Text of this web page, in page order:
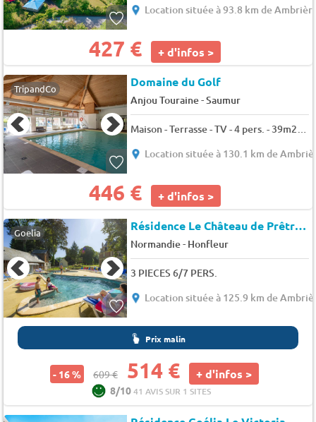
Location située à 93.8 km de
427 € + d'infos >
TripandCo Domaine du Golf
Anjou Touraine-Saumur
Maison - Terrasse - TV - 4 pers. - 39m2 - Animaux admis
Location située à 130.1 km de
446 € + d'infos >
Goelia Résidence Le Château de Prêtreville
Normandie- Honfleur
3 PIECES 6/7 PERS.
Location située à 125.9 km de
Prix malin
- 16 % 609 € 514 € + d'infos >
8/1041 AVIS SUR 1 SITES